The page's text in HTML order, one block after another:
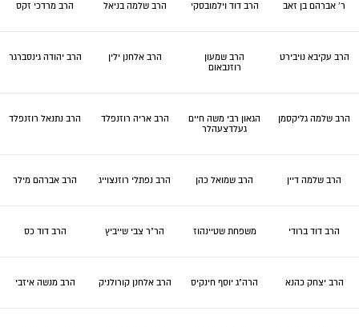
ר' אברהם בן זאב הרב דוד וילמובסקי הרב שלמה בניאל הרב מרדכי זקס
הרב עקיבא נויבירט
הרב שמעון
רוזנבאום
הרב אלחנן ילין הרב יהודה גינסברגר
הרב שלמה גליקסמן
הגאון רבי משה חיים
געלדצעהלר
הרב אריה רוזנפלד הרב נתנאל רוזנפלד
הרב שלמה דיין הרב שמואל כהן הרב נפתלי רוזנצוייג הרב אברהם מילר
הרב דוד ברודי משפחת שטיינהוז הר"ר צבי שייביץ הרב דוד כס
הרב יצחק כהנא הרה"ג יוסף חינקיס הרב אלחנן קורולניק הרב מנשה איזבי